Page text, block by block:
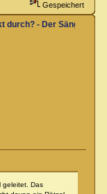
Gespeichert
durch? - Der Sänger von
geleitet. Das